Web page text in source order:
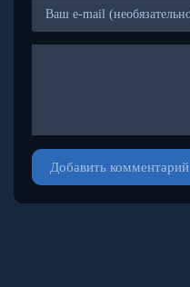
Добавить комментарий